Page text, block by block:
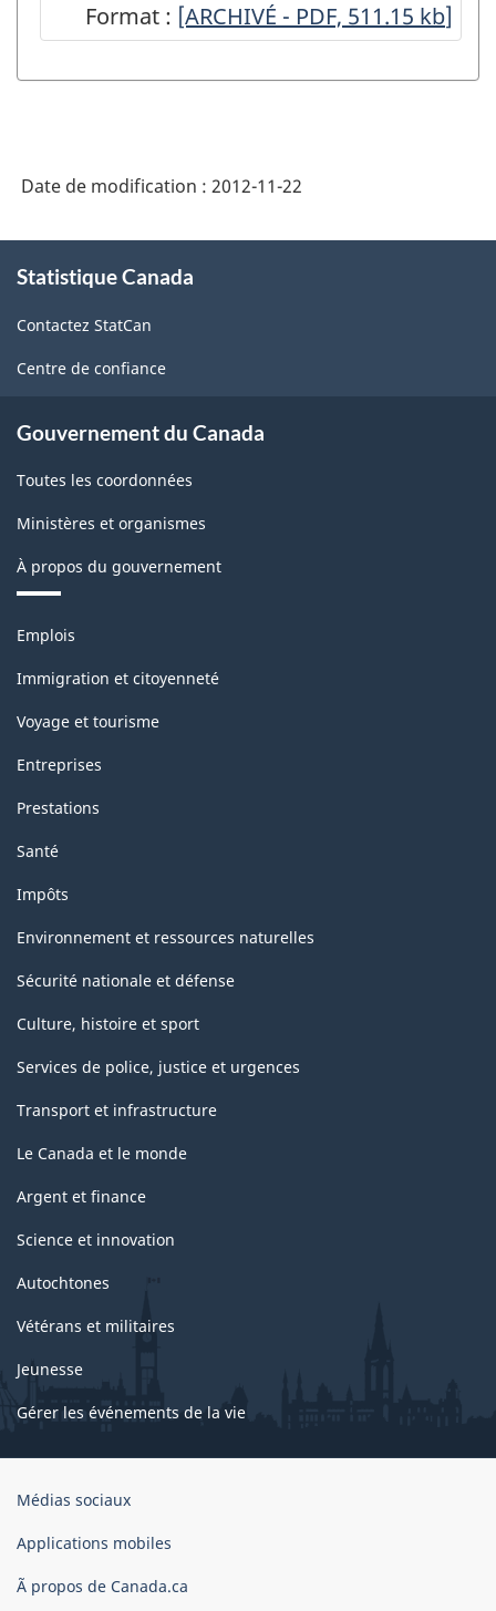
Format : ARCHIVÉ
Enquête
le
don,
le
participation
2000
-
ARCHIVÉ
511.15
[ARCHIVÉ - PDF, 511.15 kb]
Date de modification : 2012-11-22
propos
ce
site
Statistique Canada
Contactez StatCan
Centre de confiance
Gouvernement du Canada
Toutes les coordonnées
Ministères et organismes
À propos du gouvernement
Thèmes
sujets
Emplois
Immigration et citoyenneté
Voyage et tourisme
Entreprises
Prestations
Santé
Impôts
Environnement et ressources naturelles
Sécurité nationale et défense
Culture, histoire et sport
Services de police, justice et urgences
Transport et infrastructure
Le Canada et le monde
Argent et finance
Science et innovation
Autochtones
Vétérans et militaires
Jeunesse
Gérer les événements de la vie
Organisation
gouvernement
Canada
Médias sociaux
Applications mobiles
Ã propos de Canada.ca